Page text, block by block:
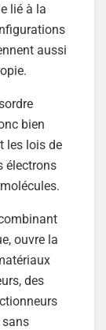
lié à la
aussi
bien
les lois de
électrons
ouvre la
des